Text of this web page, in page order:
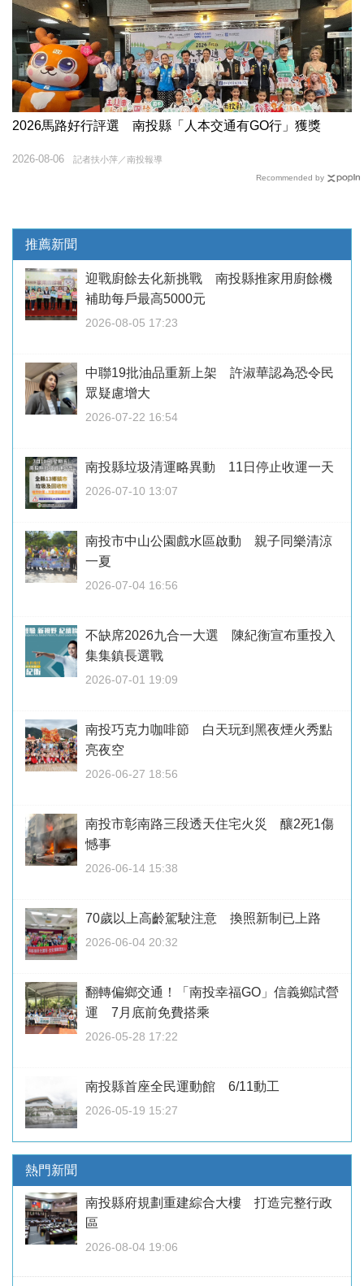
2026馬路好行評選 南投縣「人本交通有GO行」獲獎
記者扶小萍／南投報導
2026-08-06
Recommended by
推薦新聞
迎戰廚餘去化新挑戰 南投縣推家用廚餘機
補助每戶最高5000元
2026-08-05 17:23
中聯19批油品重新上架 許淑華認為恐令民
眾疑慮增大
2026-07-22 16:54
南投縣垃圾清運略異動 11日停止收運一天
2026-07-10 13:07
南投市中山公園戲水區啟動 親子同樂清涼
一夏
2026-07-04 16:56
不缺席2026九合一大選 陳紀衡宣布重投入
集集鎮長選戰
2026-07-01 19:09
南投巧克力咖啡節 白天玩到黑夜煙火秀點
亮夜空
2026-06-27 18:56
南投市彰南路三段透天住宅火災 釀2死1傷
憾事
2026-06-14 15:38
70歲以上高齡駕駛注意 換照新制已上路
2026-06-04 20:32
翻轉偏鄉交通！「南投幸福GO」信義鄉試營
運 7月底前免費搭乘
2026-05-28 17:22
南投縣首座全民運動館 6/11動工
2026-05-19 15:27
熱門新聞
南投縣府規劃重建綜合大樓 打造完整行政
區
2026-08-04 19:06